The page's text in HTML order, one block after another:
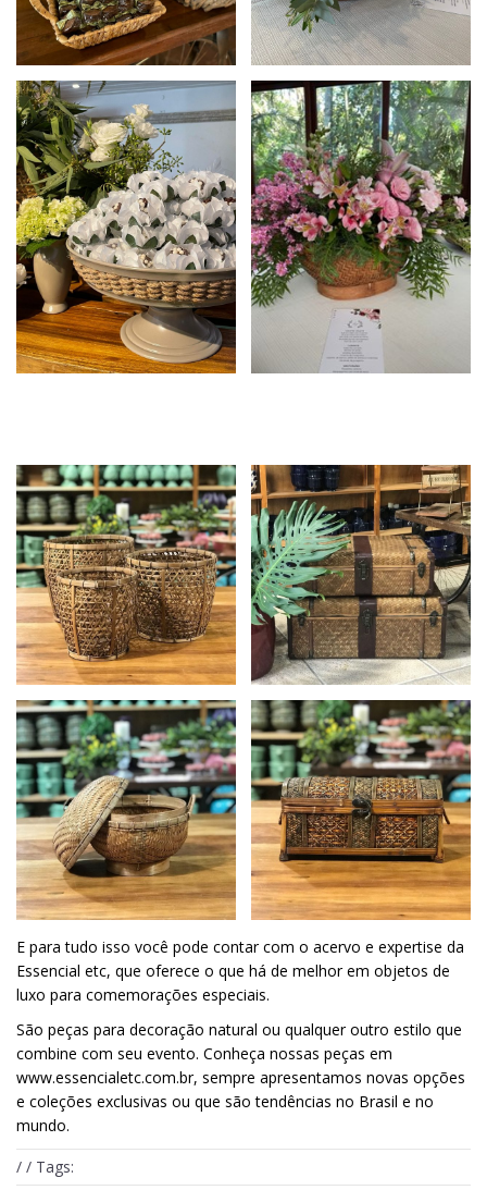
E para tudo isso você pode contar com o acervo e expertise da
Essencial etc, que oferece o que há de melhor em objetos de
luxo para comemorações especiais.
São peças para decoração natural ou qualquer outro estilo que
combine com seu evento. Conheça nossas peças em
www.essencialetc.com.br, sempre apresentamos novas opções
e coleções exclusivas ou que são tendências no Brasil e no
mundo.
/ / Tags: